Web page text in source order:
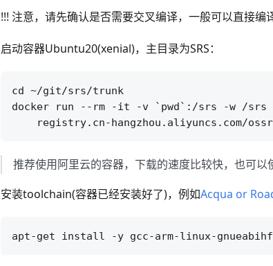
!!! 注意，请先确认是否需要交叉编译，一般可以直接编
启动容器Ubuntu20(xenial)，主目录为SRS：
cd ~/git/srs/trunk
docker run --rm -it -v `pwd`:/srs -w /srs
推荐使用阿里云的容器，下载的速度比较快，也可以
安装toolchain(容器已经安装好了)，例如Acqua or